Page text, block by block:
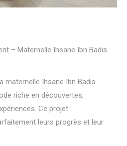
– Maternelle Ihsane Ibn Badis
maternelle Ihsane Ibn Badis
riche en découvertes,
Ce projet
leurs progrès et leur